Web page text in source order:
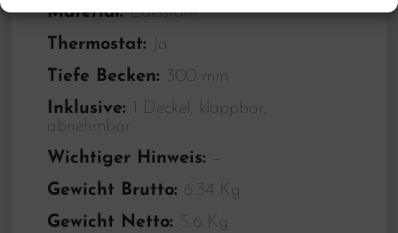
Material:Edelstahl
Thermostat:
Ja
Tiefe Becken: 300 mm
Inklusive: 1 Deckel, klappbar,
abnehmbar
Wichtiger Hinweis: –
Gewicht Brutto: 6.34 Kg
Gewicht Netto: 5.6 Kg